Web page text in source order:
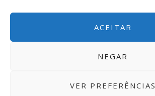
ACEITAR
NEGAR
VER PREFERÊNCIAS